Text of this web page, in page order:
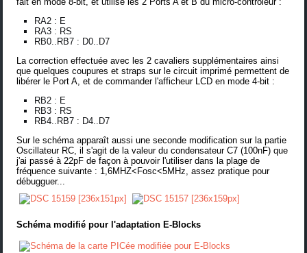
RA2 : E
RA3 : RS
RB0..RB7 : D0..D7
La correction effectuée avec les 2 cavaliers supplémentaires ainsi
que quelques coupures et straps sur le circuit imprimé permettent de
libérer le Port A, et de commander l'afficheur LCD en mode 4-bit :
RB2 : E
RB3 : RS
RB4..RB7 : D4..D7
Sur le schéma apparaît aussi une seconde modification sur la partie
Oscillateur RC, il s'agit de la valeur du condensateur C7 (100nF) que
j'ai passé à 22pF de façon à pouvoir l'utiliser dans la plage de
fréquence suivante : 1,6MHZ<Fosc<5MHz, assez pratique pour
débugguer...
Schéma modifié pour l'adaptation E-Blocks